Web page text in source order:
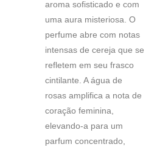
aroma sofisticado e com
uma aura misteriosa. O
perfume abre com notas
intensas de cereja que se
refletem em seu frasco
cintilante. A água de
rosas amplifica a nota de
coração feminina,
elevando-a para um
parfum concentrado,